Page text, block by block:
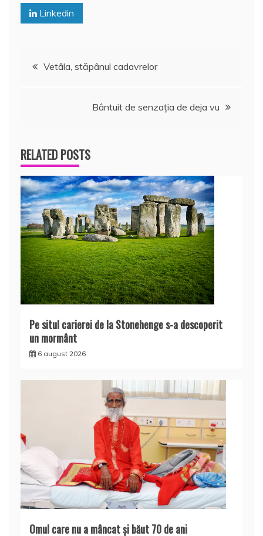
Linkedin
Navigare
Vetâla, stăpânul cadavrelor
Bântuit de senzaţia de deja vu
RELATED POSTS
Pe situl carierei de la Stonehenge s-a descoperit
un mormânt
6 august 2026
Omul care nu a mâncat şi băut 70 de ani